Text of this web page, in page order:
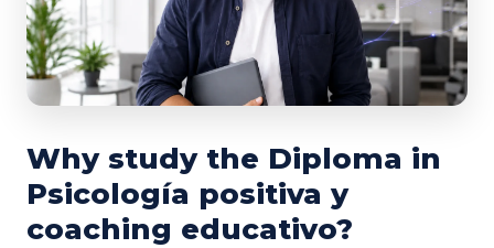
Why study the Diploma in
Psicología positiva y
coaching educativo?